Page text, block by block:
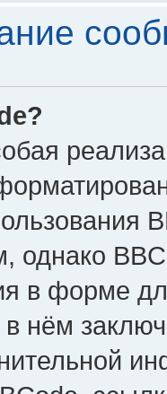
однако
в форме
в нём